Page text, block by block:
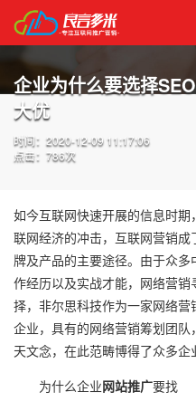
企业为什么要选择
大优
时间：2020-12-09 11:17:06
点击： 786次
如今互联网快速开展的信息时
联网经济的冲击，互联网营销
牌及产品的主要途径。由于众多
作经历以及实战才能，网络营
择，非尔思科技作为一家网络
企业，具有的网络营销筹划团
天文念，在此范畴博得了众多企
为什么企业网站推广要找